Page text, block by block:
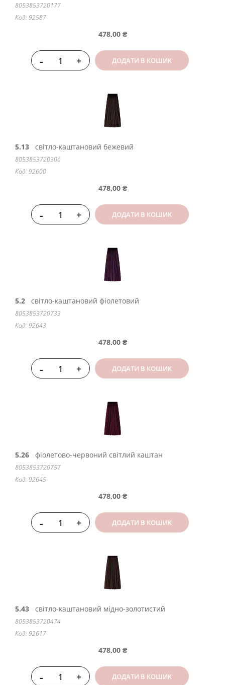
8053853720177
Код: 92587
478,00 ₴
- + ДОДАТИ В КОШИК
5.13 світло-каштановий бежевий
8053853720306
Код: 92600
478,00 ₴
- + ДОДАТИ В КОШИК
5.2 світло-каштановий фіолетовий
8053853720733
Код: 92643
478,00 ₴
- + ДОДАТИ В КОШИК
5.26 фіолетово-червоний світлий каштан
8053853720757
Код: 92645
478,00 ₴
- + ДОДАТИ В КОШИК
5.43 світло-каштановий мідно-золотистий
8053853720474
Код: 92617
478,00 ₴
- + ДОДАТИ В КОШИК